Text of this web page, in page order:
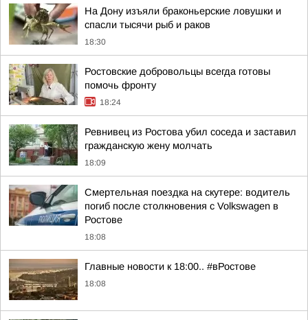
На Дону изъяли браконьерские ловушки и
спасли тысячи рыб и раков
18:30
Ростовские добровольцы всегда готовы
помочь фронту
18:24
Ревнивец из Ростова убил соседа и заставил
гражданскую жену молчать
18:09
Смертельная поездка на скутере: водитель
погиб после столкновения с Volkswagen в
Ростове
18:08
Главные новости к 18:00.. #вРостове
18:08